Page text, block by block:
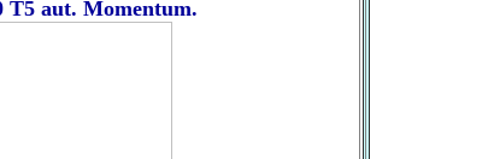
T5 aut. Momentum.